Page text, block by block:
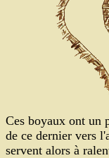
Ces boyaux ont un
de ce dernier vers
servent alors à